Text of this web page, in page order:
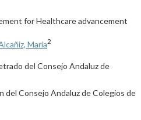
for Healthcare advancement
María2
del Consejo Andaluz de
del Consejo Andaluz de Colegios de